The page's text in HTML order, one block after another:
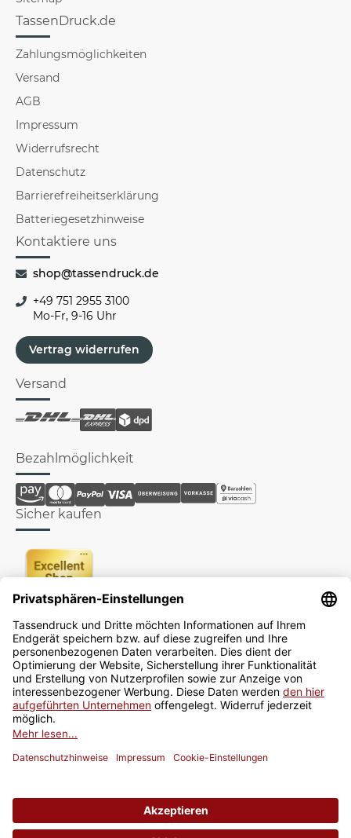
TassenDruck.de
Zahlungsmöglichkeiten
Versand
AGB
Impressum
Widerrufsrecht
Datenschutz
Barrierefreiheitserklärung
Batteriegesetzhinweise
Kontaktiere uns
shop@tassendruck.de
+49 751 2955 3100
Mo-Fr, 9-16 Uhr
Vertrag widerrufen
Versand
Bezahlmöglichkeit
Sicher kaufen
Newsletter